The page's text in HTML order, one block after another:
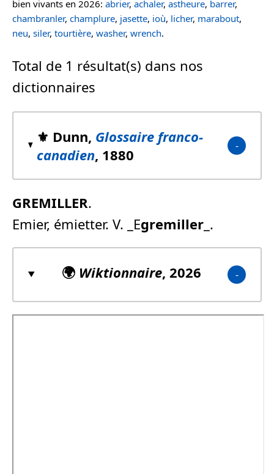
bien vivants en 2026: abrier, achaler, astheure, barrer,
chambranler, champlure, jasette, ioù, licher, marabout,
neu, siler, tourtière, washer, wrench.
Total de 1 résultat(s) dans nos
dictionnaires
⚜️ Dunn, Glossaire franco-
canadien, 1880
GREMILLER.
Emier, émietter. V. _Egremiller _.
🌍 Wiktionnaire, 2026